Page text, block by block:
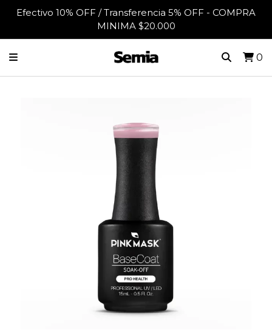
Efectivo 10% OFF / Transferencia 5% OFF - COMPRA
MINIMA $20.000
0